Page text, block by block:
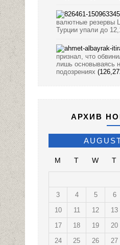
валютные резервы
Турции упали до
признал, что
лишь основываясь
подозрениях
АРХИВ
M T W T
3
4 5 6
10
11 12 13
17
18 19 20
24
25 26 27